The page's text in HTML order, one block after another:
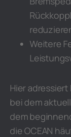
Weitere
Hier
bei dem
dem
die OCEAN